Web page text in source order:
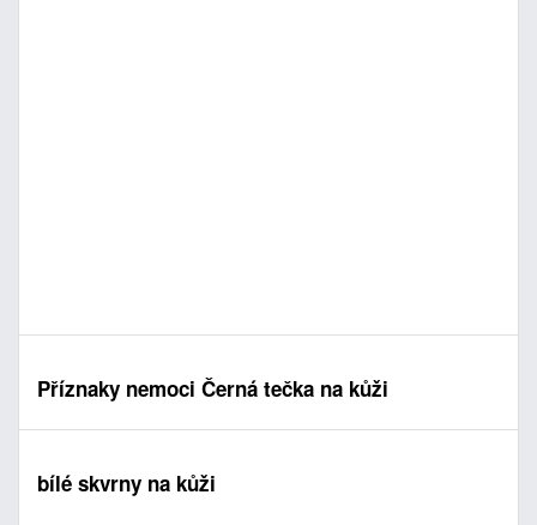
Příznaky nemoci Černá tečka na kůži
bílé skvrny na kůži